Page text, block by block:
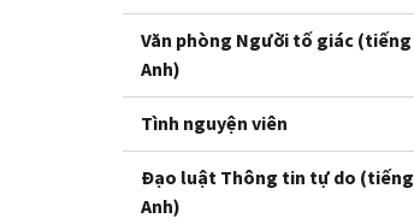
Văn phòng Người tố giác (tiếng
Anh)
Tình nguyện viên
Đạo luật Thông tin tự do (tiếng
Anh)